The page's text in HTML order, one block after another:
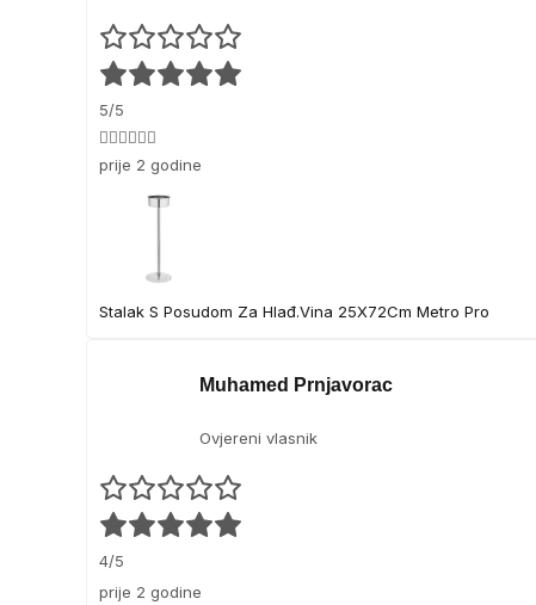
5/5
👍🏻👍🏻👍🏻
prije 2 godine
Stalak S Posudom Za Hlađ.Vina 25X72Cm Metro Pro
Muhamed Prnjavorac
Ovjereni vlasnik
4/5
prije 2 godine